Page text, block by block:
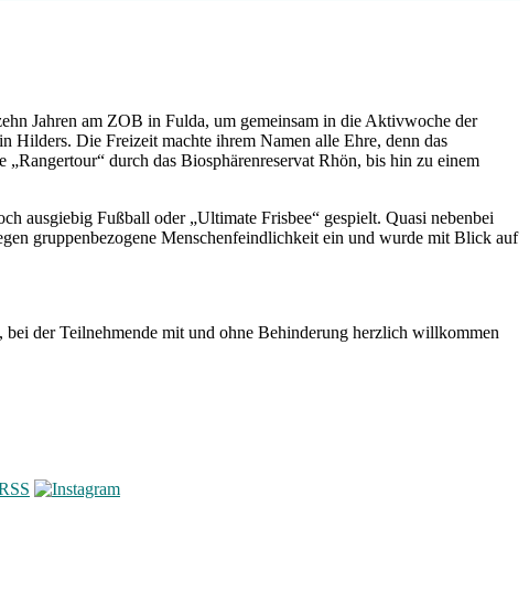
Jahren am ZOB in Fulda, um gemeinsam in die Aktivwoche der
Hilders. Die Freizeit machte ihrem Namen alle Ehre, denn das
durch das Biosphärenreservat Rhön, bis hin zu einem
ausgiebig Fußball oder „Ultimate Frisbee“ gespielt. Quasi nebenbei
gruppenbezogene Menschenfeindlichkeit ein und wurde mit Blick auf
der Teilnehmende mit und ohne Behinderung herzlich willkommen